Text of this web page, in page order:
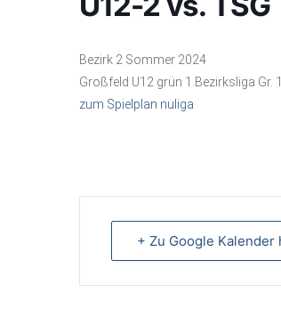
Bezirk 2 Sommer 2024
Großfeld U12 grün 1.Bezirksliga Gr.
zum Spielplan nuliga
+ Zu Google Kalender